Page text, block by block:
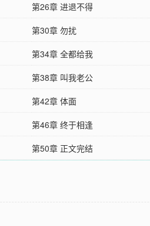
第26章 进退不得
第30章 勿扰
第34章 全都给我
第38章 叫我老公
第42章 体面
第46章 终于相逢
第50章 正文完结